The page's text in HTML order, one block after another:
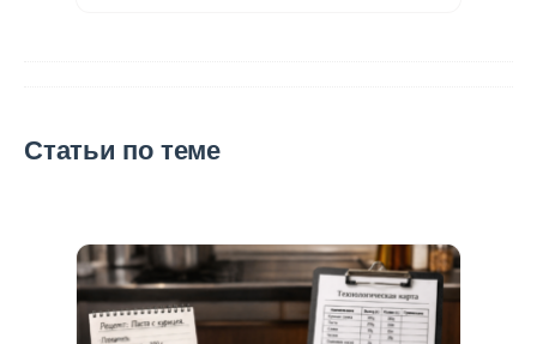
Статьи по теме